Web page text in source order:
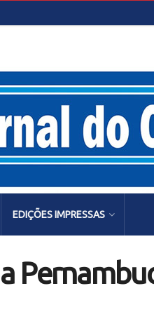
EDIÇÕES IMPRESSAS